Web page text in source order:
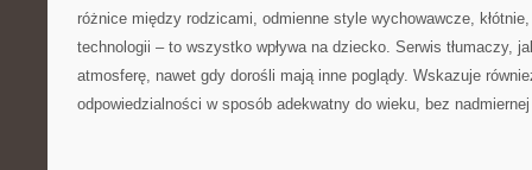
różnice między rodzicami, odmienne style wychowawcze,
technologii – to wszystko wpływa na dziecko. Serwis tłumaczy,
atmosferę, nawet gdy dorośli mają inne poglądy. Wskazuje
odpowiedzialności w sposób adekwatny do wieku, bez